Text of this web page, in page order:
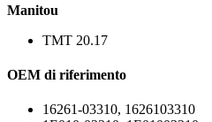
Manitou
TMT 20.17
OEM di riferimento
16261-03310, 1626103310